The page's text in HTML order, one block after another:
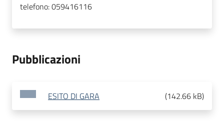
telefono:059416116
Pubblicazioni
ESITO DI GARA (142.66 kB)